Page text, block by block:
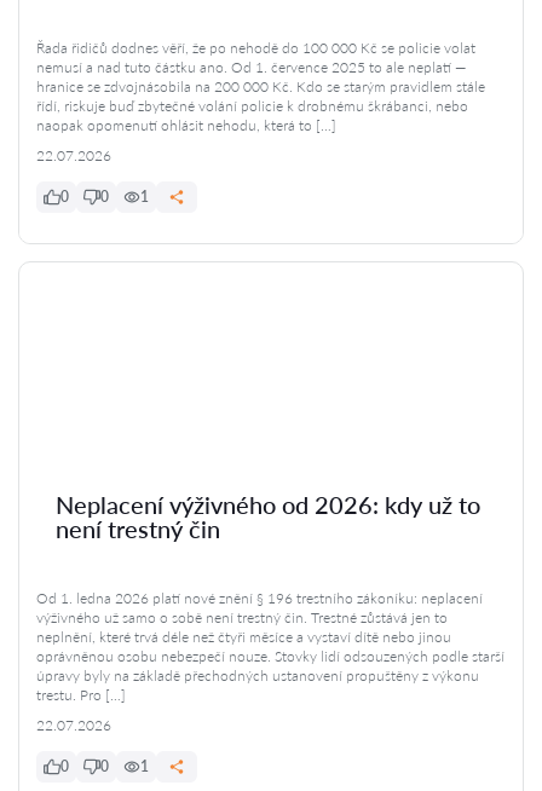
Řada řidičů dodnes věří, že po nehodě do 100 000 Kč se policie volat
nemusí a nad tuto částku ano. Od 1. července 2025 to ale neplatí —
hranice se zdvojnásobila na 200 000 Kč. Kdo se starým pravidlem stále
řídí, riskuje buď zbytečné volání policie k drobnému škrábanci, nebo
naopak opomenutí ohlásit nehodu, která to […]
22.07.2026
0 0 1
Neplacení výživného od 2026: kdy už to
není trestný čin
Od 1. ledna 2026 platí nové znění § 196 trestního zákoníku: neplacení
výživného už samo o sobě není trestný čin. Trestné zůstává jen to
neplnění, které trvá déle než čtyři měsíce a vystaví dítě nebo jinou
oprávněnou osobu nebezpečí nouze. Stovky lidí odsouzených podle starší
úpravy byly na základě přechodných ustanovení propuštěny z výkonu
trestu. Pro […]
22.07.2026
0 0 1